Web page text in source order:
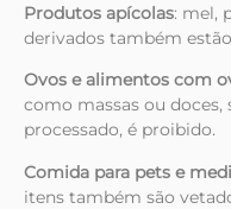
Produtos apícolas: mel,
derivados também
Ovos e alimentos com
como massas ou
processado, é proibido.
Comida para pets e
itens também são